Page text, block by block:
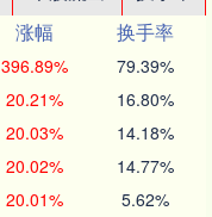
涨幅
换手率
396.89% 79.39%
20.21% 16.80%
20.03% 14.18%
20.02% 14.77%
20.01% 5.62%